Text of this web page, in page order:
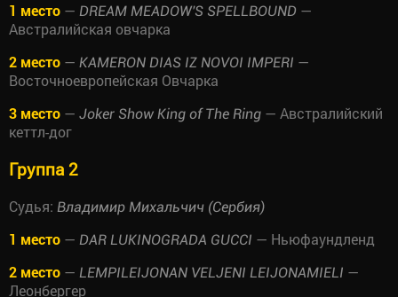
1 место — DREAM MEADOW'S SPELLBOUND —
Австралийская овчарка
2 место — KAMERON DIAS IZ NOVOI IMPERI —
Восточноевропейская Овчарка
3 место — Joker Show King of The Ring — Австралийский
кеттл-дог
Группа 2
Судья: Владимир Михальчич (Сербия)
1 место — DAR LUKINOGRADA GUCCI — Ньюфаундленд
2 место — LEMPILEIJONAN VELJENI LEIJONAMIELI —
Леонбергер